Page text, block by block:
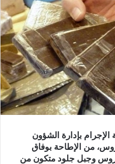
الإجرام بإدارة الشؤون
من الإطاحة بوفاق
وجبل جلود متكون من